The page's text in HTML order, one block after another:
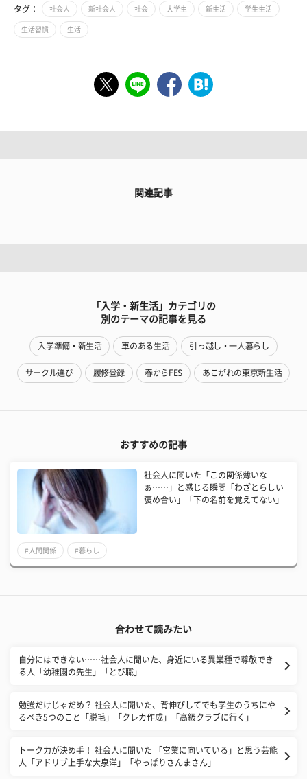
タグ： 社会人 新社会人 社会 大学生 新生活 学生生活
生活習慣 生活
関連記事
「入学・新生活」カテゴリの
別のテーマの記事を見る
入学準備・新生活 車のある生活 引っ越し・一人暮らし
サークル選び 履修登録 春からFES あこがれの東京新生活
おすすめの記事
社会人に聞いた「この関係薄いな
ぁ……」と感じる瞬間「わざとらしい
褒め合い」「下の名前を覚えてない」
#人間関係 #暮らし
合わせて読みたい
自分にはできない……社会人に聞いた、身近にいる異業種で尊敬でき
る人「幼稚園の先生」「とび職」
勉強だけじゃだめ？ 社会人に聞いた、背伸びしてでも学生のうちにや
るべき5つのこと「脱毛」「クレカ作成」「高級クラブに行く」
トーク力が決め手！ 社会人に聞いた 「営業に向いている」と思う芸能
人「アドリブ上手な大泉洋」「やっぱりさんまさん」